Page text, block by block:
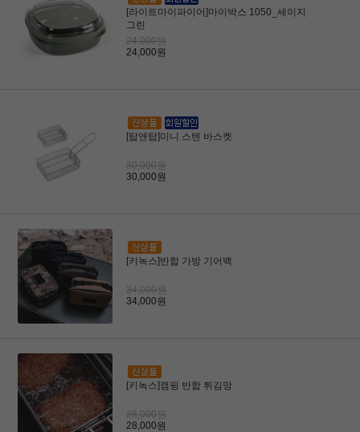
[라이트마이파이어]마이박스 1050_세이지
그린
24,000원
24,000원
[탑앤탑]미니 스텐 바스켓
30,000원
30,000원
[키녹스]반합 가방 기어백
34,000원
34,000원
[키녹스]캠핑 반합 튀김망
28,000원
28,000원